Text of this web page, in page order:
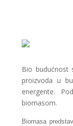
Bio budućnost
proizvoda u
energente.
biomasom.
Biomasa